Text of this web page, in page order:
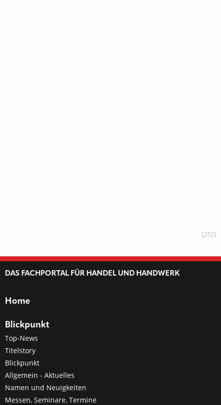
[252]
DAS FACHPORTAL FÜR HANDEL UND HANDWERK
Home
Blickpunkt
Top-News
Titelstory
Blickpunkt
Allgemein - Aktuelles
Namen und Neuigkeiten
Messen, Seminare, Termine